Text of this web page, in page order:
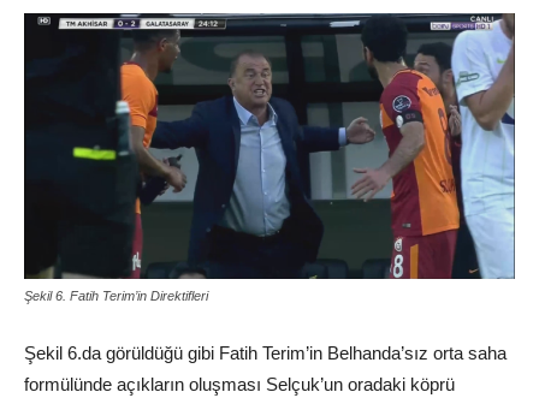
Şekil 6. Fatih Terim’in Direktifleri
Şekil 6.da görüldüğü gibi Fatih Terim’in Belhanda’sız orta saha
formülünde açıkların oluşması Selçuk’un oradaki köprü